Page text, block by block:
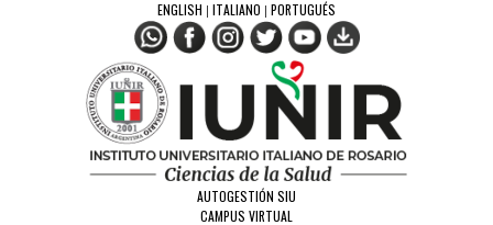
ENGLISH | ITALIANO | PORTUGUÉS
AUTOGESTIÓN SIU
CAMPUS VIRTUAL